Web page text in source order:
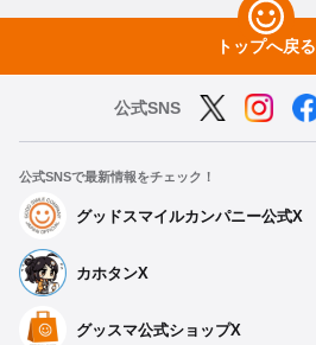
トップへ戻る
公式SNS
公式SNSで最新情報をチェック！
グッドスマイルカンパニー公式X
カホタンX
グッスマ公式ショップX